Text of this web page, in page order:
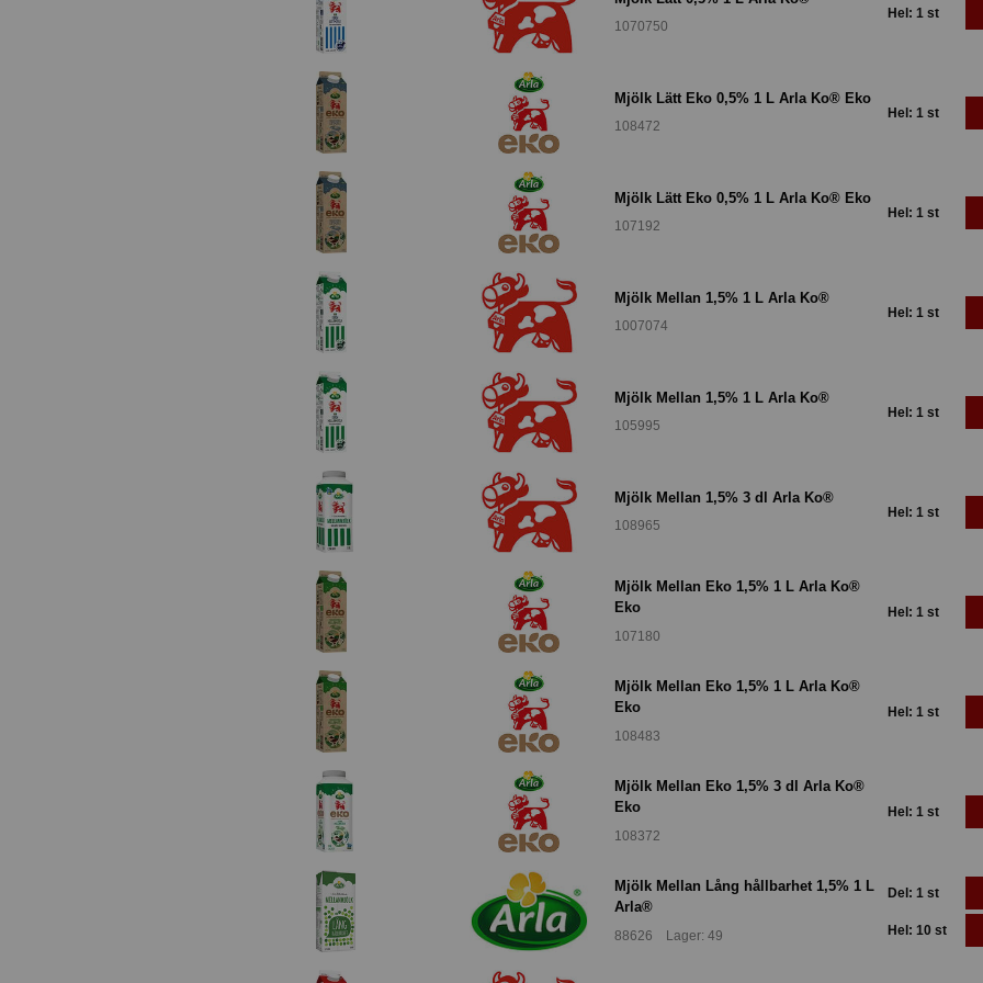
1070750
Hel: 1 st
Mjölk Lätt Eko 0,5% 1 L Arla Ko® Eko
108472
Hel: 1 st
Mjölk Lätt Eko 0,5% 1 L Arla Ko® Eko
107192
Hel: 1 st
Mjölk Mellan 1,5% 1 L Arla Ko®
1007074
Hel: 1 st
Mjölk Mellan 1,5% 1 L Arla Ko®
105995
Hel: 1 st
Mjölk Mellan 1,5% 3 dl Arla Ko®
108965
Hel: 1 st
Mjölk Mellan Eko 1,5% 1 L Arla Ko®
Eko
107180
Hel: 1 st
Mjölk Mellan Eko 1,5% 1 L Arla Ko®
Eko
108483
Hel: 1 st
Mjölk Mellan Eko 1,5% 3 dl Arla Ko®
Eko
108372
Hel: 1 st
Mjölk Mellan Lång hållbarhet 1,5% 1 L
Arla®
88626 Lager: 49
Del: 1 st
Hel: 10 st